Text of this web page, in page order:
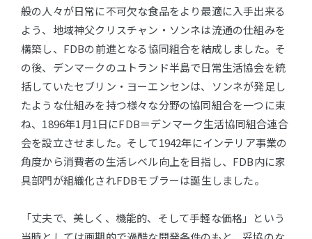
般の人々が日常に不可欠な食品をより最適に入手出来る
よう、地域神父クリスチャン・ソンネは流通の仕組みを
構築し、FDBの前進となる協同組合を結成しました。そ
の後、デンマークのユトランド半島で日常生活協会を統
括していたセブリン・ヨーエンセンは、ソンネが発足し
たような仕組みを持つ様々な分野の協同組合を一つに束
ね、1896年1月1日にFDB＝デンマーク生活協同組合連合
会を設立させました。そして1942年にインテリア事業の
角度から消費者の生活レベル向上を目指し、FDB内に家
具部門が組織化されFDBモブラーは誕生しました。
「丈夫で、美しく、機能的、そして手軽な価格」という